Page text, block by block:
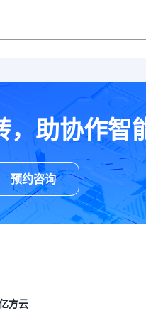
，助协作智
预约咨询
方云